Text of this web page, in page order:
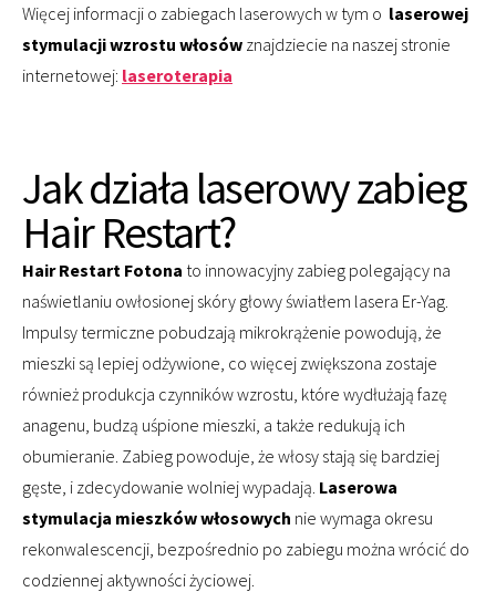
Więcej informacji o zabiegach laserowych w tym o laserowej
stymulacji wzrostu włosów znajdziecie na naszej stronie
internetowej: laseroterapia
Jak działa laserowy zabieg
Hair Restart?
Hair Restart Fotona to innowacyjny zabieg polegający na
naświetlaniu owłosionej skóry głowy światłem lasera Er-Yag.
Impulsy termiczne pobudzają mikrokrążenie powodują, że
mieszki są lepiej odżywione, co więcej zwiększona zostaje
również produkcja czynników wzrostu, które wydłużają fazę
anagenu, budzą uśpione mieszki, a także redukują ich
obumieranie. Zabieg powoduje, że włosy stają się bardziej
gęste, i zdecydowanie wolniej wypadają. Laserowa
stymulacja mieszków włosowych nie wymaga okresu
rekonwalescencji, bezpośrednio po zabiegu można wrócić do
codziennej aktywności życiowej.